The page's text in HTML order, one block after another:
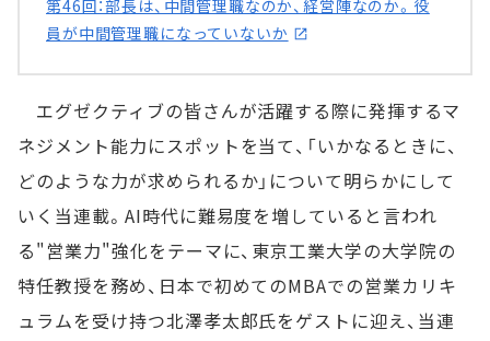
第46回：部長は、中間管理職なのか、経営陣なのか。役
員が中間管理職になっていないか
エグゼクティブの皆さんが活躍する際に発揮するマ
ネジメント能力にスポットを当て、「いかなるときに、
どのような力が求められるか」について明らかにして
いく当連載。AI時代に難易度を増していると言われ
る"営業力"強化をテーマに、東京工業大学の大学院の
特任教授を務め、日本で初めてのMBAでの営業カリキ
ュラムを受け持つ北澤孝太郎氏をゲストに迎え、当連